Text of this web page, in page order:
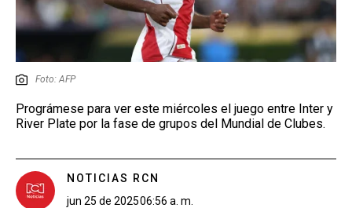
Foto: AFP
Prográmese para ver este miércoles el juego entre Inter y
River Plate por la fase de grupos del Mundial de Clubes.
NOTICIAS RCN
jun 25 de 202506:56 a. m.